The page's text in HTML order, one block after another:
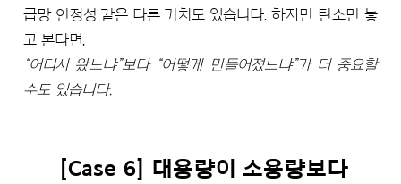
급망 안정성 같은 다른 가치도 있습니다. 하지만 탄소만 놓
고 본다면,
“어디서 왔느냐”보다 “어떻게 만들어졌느냐”가 더 중요할
수도 있습니다.
[Case 6] 대용량이 소용량보다